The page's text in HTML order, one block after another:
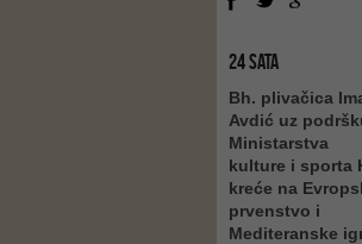
24 SATA
Bh. plivačica
Avdić uz
Ministarstva
kulture i sporta
kreće na
prvenstvo i
Mediteranske